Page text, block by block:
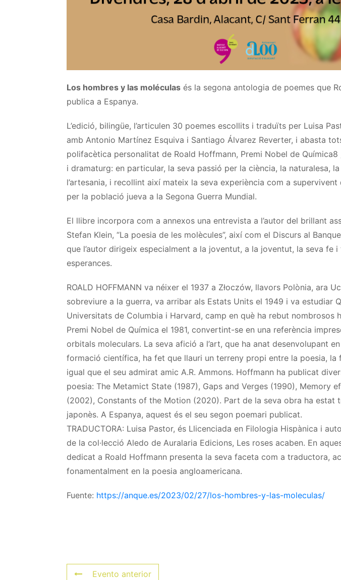
Los hombres y las moléculas és la segona antologia de poemes que
publica a Espanya.
L’edició, bilingüe, l’articulen 30 poemes escollits i traduïts per Luisa
amb Antonio Martínez Esquiva i Santiago Álvarez Reverter, i abasta
polifacètica personalitat de Roald Hoffmann, Premi Nobel de Química8
i dramaturg: en particular, la seva passió per la ciència, la naturalesa, la
l’artesania, i recollint així mateix la seva experiència com a supervivent
per la població jueva a la Segona Guerra Mundial.
El llibre incorpora com a annexos una entrevista a l’autor del brillant
Stefan Klein, “La poesia de les molècules”, així com el Discurs al
que l’autor dirigeix especialment a la joventut, a la joventut, la seva fe
esperances.
ROALD HOFFMANN va néixer el 1937 a Złoczów, llavors Polònia, ara
sobreviure a la guerra, va arribar als Estats Units el 1949 i va estudiar
Universitats de Columbia i Harvard, camp en què ha rebut nombrosos
Premi Nobel de Química el 1981, convertint-se en una referència
orbitals moleculars. La seva afició a l’art, que ha anat desenvolupant
formació científica, ha fet que llauri un terreny propi entre la poesia, la
igual que el seu admirat amic A.R. Ammons. Hoffmann ha publicat
poesia: The Metamict State (1987), Gaps and Verges (1990), Memory
(2002), Constants of the Motion (2020). Part de la seva obra ha estat
japonès. A Espanya, aquest és el seu segon poemari publicat.
TRADUCTORA: Luisa Pastor, és Llicenciada en Filologia Hispànica i
de la col·lecció Aledo de Auralaria Edicions, Les roses acaben. En
dedicat a Roald Hoffmann presenta la seva faceta com a traductora,
fonamentalment en la poesia angloamericana.
Fuente: https://anque.es/2023/02/27/los-hombres-y-las-moleculas/
Evento anterior